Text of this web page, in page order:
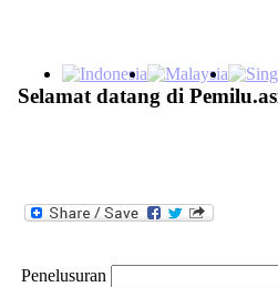
Selamat datang di
Penelusuran